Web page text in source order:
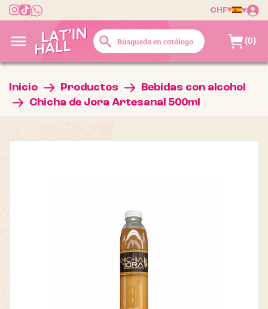
CHF
 search (0)
Inicio Productos
Bebidas con alcohol
Chicha de Jora Artesanal 500ml